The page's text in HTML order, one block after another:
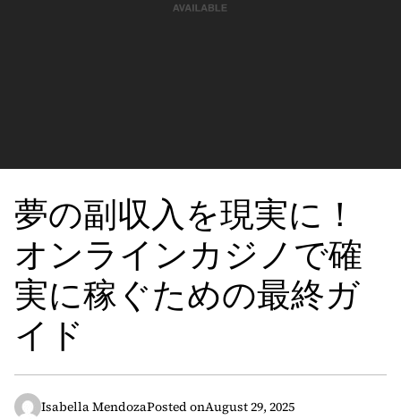
夢の副収入を現実に！
オンラインカジノで確
実に稼ぐための最終ガ
イド
Isabella MendozaPosted onAugust 29, 2025